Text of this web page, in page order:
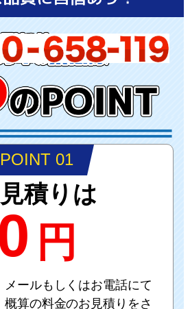
POINT 01
積りは
円
メールもしくはお電話にて
概算の料金のお見積りをさ